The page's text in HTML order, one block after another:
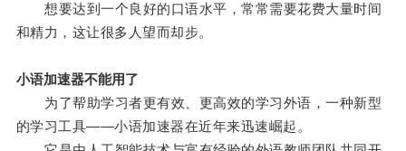
想要达到一个良好的口语水平，常常需要花费大量时间
和精力，这让很多人望而却步。
小语加速器不能用了
为了帮助学习者更有效、更高效的学习外语，一种新型
的学习工具——小语加速器在近年来迅速崛起。